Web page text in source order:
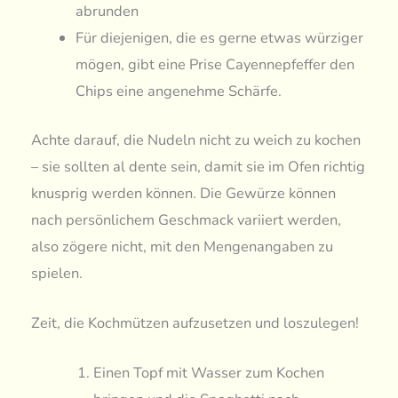
abrunden
Für diejenigen, die es gerne etwas würziger
mögen, gibt eine Prise Cayennepfeffer den
Chips eine angenehme Schärfe.
Achte darauf, die Nudeln nicht zu weich zu kochen
– sie sollten al dente sein, damit sie im Ofen richtig
knusprig werden können. Die Gewürze können
nach persönlichem Geschmack variiert werden,
also zögere nicht, mit den Mengenangaben zu
spielen.
Zeit, die Kochmützen aufzusetzen und loszulegen!
Einen Topf mit Wasser zum Kochen